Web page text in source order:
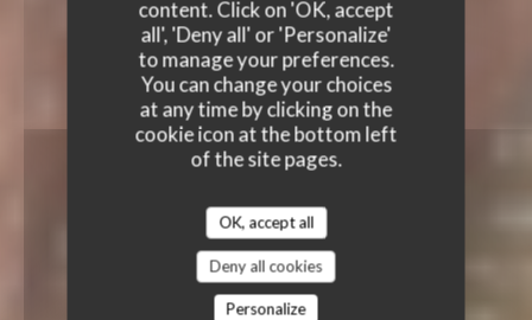
content. Click on 'OK, accept
all', 'Deny all' or 'Personalize'
to manage your preferences.
You can change your choices
at any time by clicking on the
cookie icon at the bottom left
of the site pages.
OK, accept all
Deny all cookies
Personalize